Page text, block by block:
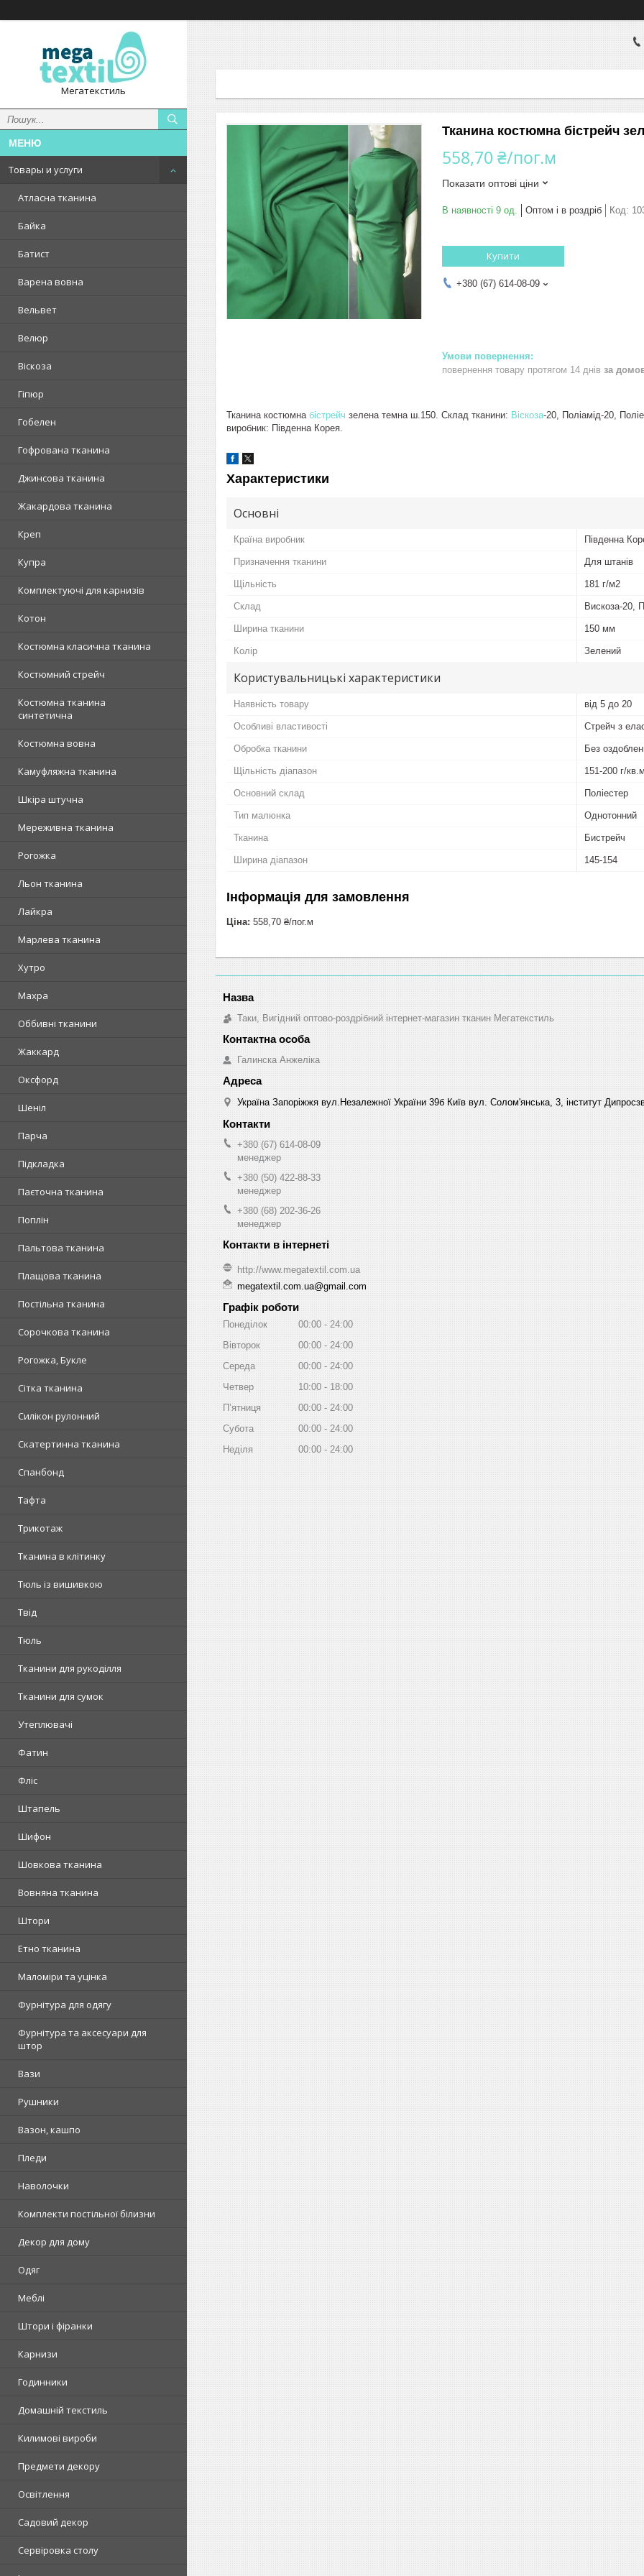
Мегатекстиль
Товары и услуги
Атласна тканина
Байка
Батист
Варена вовна
Вельвет
Велюр
Віскоза
Гіпюр
Гобелен
Гофрована тканина
Джинсова тканина
Жакардова тканина
Креп
Купра
Комплектуючі для карнизів
Котон
Костюмна класична тканина
Костюмний стрейч
Костюмна тканина
синтетична
Костюмна вовна
Камуфляжна тканина
Шкіра штучна
Мереживна тканина
Рогожка
Льон тканина
Лайкра
Марлева тканина
Хутро
Махра
Оббивні тканини
Жаккард
Оксфорд
Шеніл
Парча
Підкладка
Паєточна тканина
Поплін
Пальтова тканина
Плащова тканина
Постільна тканина
Сорочкова тканина
Рогожка, Букле
Сітка тканина
Силікон рулонний
Скатертинна тканина
Спанбонд
Тафта
Трикотаж
Тканина в клітинку
Тюль із вишивкою
Твід
Тюль
Тканини для рукоділля
Тканини для сумок
Утеплювачі
Фатин
Фліс
Штапель
Шифон
Шовкова тканина
Вовняна тканина
Штори
Етно тканина
Маломіри та уцінка
Фурнітура для одягу
Фурнітура та аксесуари для
штор
Вази
Рушники
Вазон, кашпо
Пледи
Наволочки
Комплекти постільної білизни
Декор для дому
Одяг
Меблі
Штори і фіранки
Карнизи
Годинники
Домашній текстиль
Килимові вироби
Предмети декору
Освітлення
Садовий декор
Сервіровка столу
Тканина костюмна бістрейч
558,70 ₴/пог.м
Показати оптові ціни
В наявності 9 од. Оптом і в роздріб Код:
Купити
+380 (67) 614-08-09
повернення товару протягом 14 днів за
Тканина костюмна бістрейч зелена темна ш.150. Склад тканини: Віскоза-20, Поліамід-20,
виробник: Південна Корея.
Характеристики
Основні
Країна виробник Південна
Призначення тканини Для штанів
Щільність 181 г/м2
Склад Вискоза-20,
Ширина тканини 150 мм
Колір Зелений
Користувальницькі характеристики
Наявність товару від 5 до 20
Особливі властивості Стрейч з
Обробка тканини Без
Щільність діапазон 151-200 г/кв.м
Основний склад Поліестер
Тип малюнка Однотонний
Тканина Бистрейч
Ширина діапазон 145-154
Інформація для замовлення
Ціна: 558,70 ₴/пог.м
Таки, Вигідний оптово-роздрібний інтернет-магазин тканин Мегатекстиль
Галинска Анжеліка
Україна Запоріжжя вул.Незалежної України 39б Київ вул. Солом'янська, 3, інститут
+380 (67) 614-08-09
менеджер
+380 (50) 422-88-33
менеджер
+380 (68) 202-36-26
менеджер
http://www.megatextil.com.ua
megatextil.com.ua@gmail.com
Графік роботи
Понеділок 00:00
24:00
Вівторок
00:00
24:00
Середа
00:00
24:00
Четвер
10:00
18:00
Пʼятниця
00:00
24:00
Субота
00:00
24:00
Неділя
00:00 24:00